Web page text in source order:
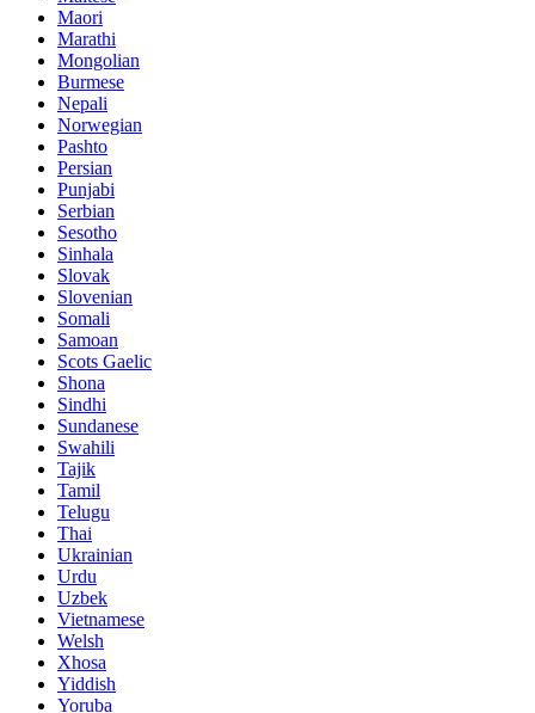
Maori
Marathi
Mongolian
Burmese
Nepali
Norwegian
Pashto
Persian
Punjabi
Serbian
Sesotho
Sinhala
Slovak
Slovenian
Somali
Samoan
Scots Gaelic
Shona
Sindhi
Sundanese
Swahili
Tajik
Tamil
Telugu
Thai
Ukrainian
Urdu
Uzbek
Vietnamese
Welsh
Xhosa
Yiddish
Yoruba